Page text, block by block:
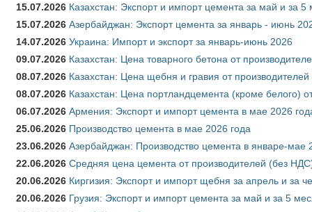
15.07.2026 Казахстан: Экспорт и импорт цемента за май и за
15.07.2026 Азербайджан: Экспорт цемента за январь - июнь
14.07.2026 Украина: Импорт и экспорт за январь-июнь 2026
09.07.2026 Казахстан: Цена товарного бетона от
08.07.2026 Казахстан: Цена щебня и гравия от
08.07.2026 Казахстан: Цена портландцемента (кроме белого)
06.07.2026 Армения: Экспорт и импорт цемента в мае 2026
25.06.2026 Производство цемента в мае 2026 года
23.06.2026 Азербайджан: Производство цемента в январе-мае
22.06.2026 Средняя цена цемента от производителей (без
20.06.2026 Киргизия: Экспорт и импорт щебня за апрель и за
20.06.2026 Грузия: Экспорт и импорт цемента за май и за 5